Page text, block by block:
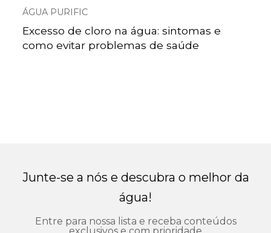
ÁGUA PURIFIC
Excesso de cloro na água: sintomas e
como evitar problemas de saúde
Junte-se a nós e descubra o melhor da
água!
Entre para nossa lista e receba conteúdos